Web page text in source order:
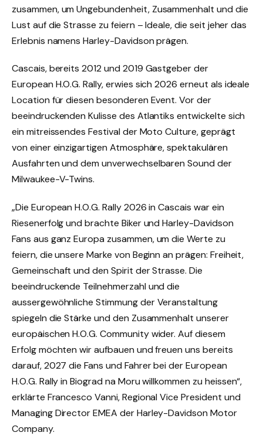
zusammen, um Ungebundenheit, Zusammenhalt und die
Lust auf die Strasse zu feiern – Ideale, die seit jeher das
Erlebnis namens Harley-Davidson prägen.
Cascais, bereits 2012 und 2019 Gastgeber der
European H.O.G. Rally, erwies sich 2026 erneut als ideale
Location für diesen besonderen Event. Vor der
beeindruckenden Kulisse des Atlantiks entwickelte sich
ein mitreissendes Festival der Moto Culture, geprägt
von einer einzigartigen Atmosphäre, spektakulären
Ausfahrten und dem unverwechselbaren Sound der
Milwaukee-V-Twins.
„Die European H.O.G. Rally 2026 in Cascais war ein
Riesenerfolg und brachte Biker und Harley-Davidson
Fans aus ganz Europa zusammen, um die Werte zu
feiern, die unsere Marke von Beginn an prägen: Freiheit,
Gemeinschaft und den Spirit der Strasse. Die
beeindruckende Teilnehmerzahl und die
aussergewöhnliche Stimmung der Veranstaltung
spiegeln die Stärke und den Zusammenhalt unserer
europäischen H.O.G. Community wider. Auf diesem
Erfolg möchten wir aufbauen und freuen uns bereits
darauf, 2027 die Fans und Fahrer bei der European
H.O.G. Rally in Biograd na Moru willkommen zu heissen“,
erklärte Francesco Vanni, Regional Vice President und
Managing Director EMEA der Harley-Davidson Motor
Company.